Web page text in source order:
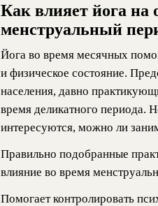
Как влияет йога
менструальный
Йога во время месячных
и физическое состояние.
населения, давно
время деликатного периода.
интересуются, можно ли
Правильно подобранные
влияние во время
Помогает контролировать